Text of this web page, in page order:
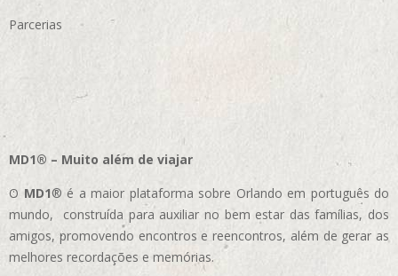
Parcerias
MD1® – Muito além de viajar
O MD1® é a maior plataforma sobre Orlando em português do
mundo, construída para auxiliar no bem estar das famílias, dos
amigos, promovendo encontros e reencontros, além de gerar as
melhores recordações e memórias.